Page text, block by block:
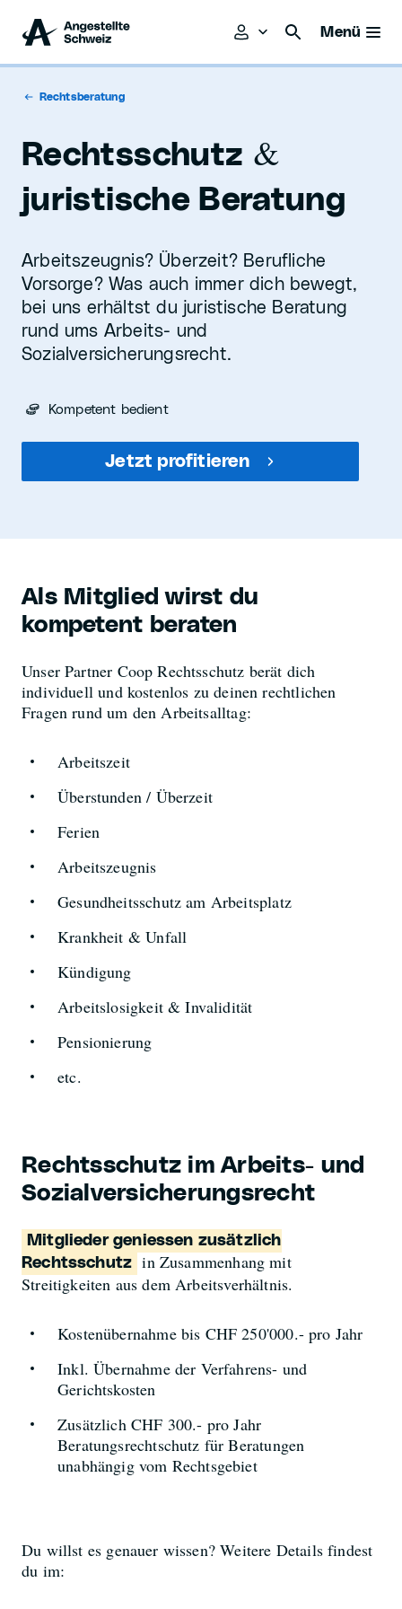
Menü
Rechtsberatung
Rechtsschutz &
juristische Beratung
Arbeitszeugnis? Überzeit? Berufliche
Vorsorge? Was auch immer dich bewegt,
bei uns erhältst du juristische Beratung
rund ums Arbeits- und
Sozialversicherungsrecht.
Kompetent bedient
Jetzt profitieren
Als Mitglied wirst du
kompetent beraten
Unser Partner Coop Rechtsschutz berät dich
individuell und kostenlos zu deinen rechtlichen
Fragen rund um den Arbeitsalltag:
Arbeitszeit
Überstunden / Überzeit
Ferien
Arbeitszeugnis
Gesundheitsschutz am Arbeitsplatz
Krankheit & Unfall
Kündigung
Arbeitslosigkeit & Invalidität
Pensionierung
etc.
Rechtsschutz im Arbeits- und
Sozialversicherungsrecht
Mitglieder geniessen zusätzlich
Rechtsschutz
in Zusammenhang mit
Streitigkeiten aus dem Arbeitsverhältnis.
Kostenübernahme bis CHF 250'000.- pro Jahr
Inkl. Übernahme der Verfahrens- und
Gerichtskosten
Zusätzlich CHF 300.- pro Jahr
Beratungsrechtschutz für Beratungen
unabhängig vom Rechtsgebiet
Du willst es genauer wissen? Weitere Details findest
du im: